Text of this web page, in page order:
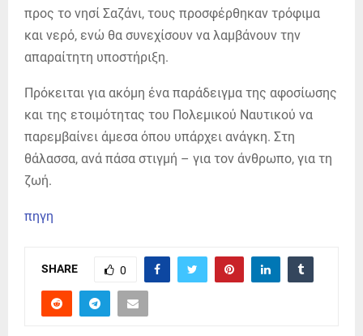
προς το νησί Σαζάνι, τους προσφέρθηκαν τρόφιμα
και νερό, ενώ θα συνεχίσουν να λαμβάνουν την
απαραίτητη υποστήριξη.
Πρόκειται για ακόμη ένα παράδειγμα της αφοσίωσης
και της ετοιμότητας του Πολεμικού Ναυτικού να
παρεμβαίνει άμεσα όπου υπάρχει ανάγκη. Στη
θάλασσα, ανά πάσα στιγμή – για τον άνθρωπο, για τη
ζωή.
πηγη
SHARE 0